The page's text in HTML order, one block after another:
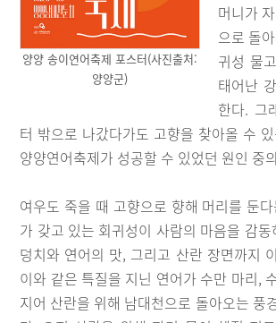
양양 송이연어축제 포스터(사진출처:
양양군)
머니가
으로 돌
귀성 물
태어난
한다. 그
터 밖으로 나갔다가도 고향을 찾아올 수
양양연어축제가 성공할 수 있었던 원인 중
여우도 죽을 때 고향으로 향해 머리를 둔
가 갖고 있는 회귀성이 사람의 마음을 감
덩치와 연어의 맛, 그리고 산란 장면까지
이와 같은 특질을 지닌 연어가 수만 마리,
지어 산란을 위해 남대천으로 돌아오는 풍